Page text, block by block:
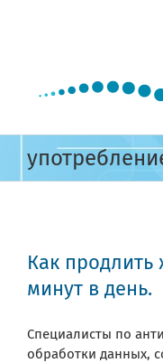
Как продлить
минут в день.
Специалисты по
обработки данных,